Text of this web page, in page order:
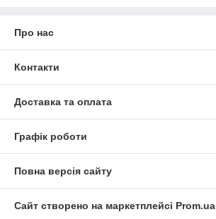
Про нас
Контакти
Доставка та оплата
Графік роботи
Повна версія сайту
Сайт створено на маркетплейсі Prom.ua